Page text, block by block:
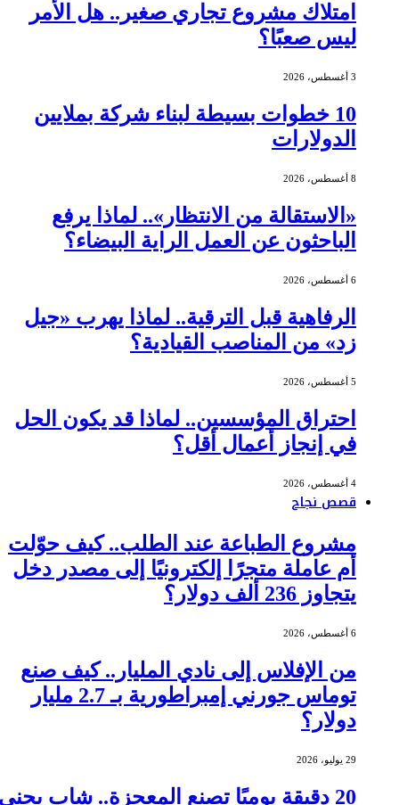
امتلاك مشروع تجاري صغير.. هل الأمر
ليس صعبًا؟
3 أغسطس، 2026
10 خطوات بسيطة لبناء شركة بملايين
الدولارات
8 أغسطس، 2026
«الاستقالة من الانتظار».. لماذا يرفع
الباحثون عن العمل الراية البيضاء؟
6 أغسطس، 2026
الرفاهية قبل الترقية.. لماذا يهرب «جيل
زد» من المناصب القيادية؟
5 أغسطس، 2026
احتراق المؤسسين.. لماذا قد يكون الحل
في إنجاز أعمال أقل؟
4 أغسطس، 2026
قصص نجاح
مشروع الطباعة عند الطلب.. كيف حوّلت
أم عاملة متجرًا إلكترونيًا إلى مصدر دخل
يتجاوز 236 ألف دولار؟
6 أغسطس، 2026
من الإفلاس إلى نادي المليار.. كيف صنع
توماس جورني إمبراطورية بـ 2.7 مليار
دولار؟
29 يوليو، 2026
20 دقيقة يوميًا تصنع المعجزة.. شاب يجني